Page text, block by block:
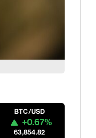
BTC/USD
+0.67%
63,854.82